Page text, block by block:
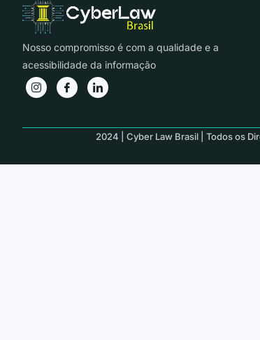
Nosso compromisso é com a qualidade e a
acessibilidade da informação
2024 | Cyber Law Brasil | Todos os